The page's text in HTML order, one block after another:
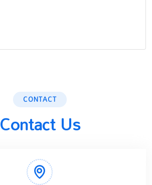
CONTACT
Contact Us